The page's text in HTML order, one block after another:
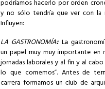
podríamos hacerlo por orden
y no sólo tendría que ver con la
Influyen:
LA GASTRONOMÍA: La
un papel muy muy importante en
jornadas laborales y al fin y al cabo
lo que comemos”. Antes de
carrera formamos un club de